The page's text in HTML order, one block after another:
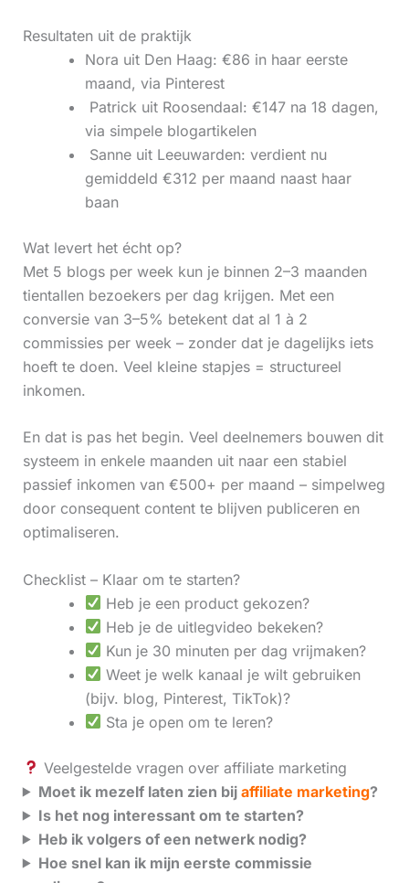
Resultaten uit de praktijk
Nora uit Den Haag: €86 in haar eerste
maand, via Pinterest
‍ Patrick uit Roosendaal: €147 na 18 dagen,
via simpele blogartikelen
‍ Sanne uit Leeuwarden: verdient nu
gemiddeld €312 per maand naast haar
baan
Wat levert het écht op?
Met 5 blogs per week kun je binnen 2–3 maanden
tientallen bezoekers per dag krijgen. Met een
conversie van 3–5% betekent dat al 1 à 2
commissies per week – zonder dat je dagelijks iets
hoeft te doen. Veel kleine stapjes = structureel
inkomen.
En dat is pas het begin. Veel deelnemers bouwen dit
systeem in enkele maanden uit naar een stabiel
passief inkomen van €500+ per maand – simpelweg
door consequent content te blijven publiceren en
optimaliseren.
Checklist – Klaar om te starten?
Heb je een product gekozen?
Heb je de uitlegvideo bekeken?
Kun je 30 minuten per dag vrijmaken?
Weet je welk kanaal je wilt gebruiken
(bijv. blog, Pinterest, TikTok)?
Sta je open om te leren?
Veelgestelde vragen over affiliate marketing
Moet ik mezelf laten zien bij affiliate marketing?
Is het nog interessant om te starten?
Heb ik volgers of een netwerk nodig?
Hoe snel kan ik mijn eerste commissie